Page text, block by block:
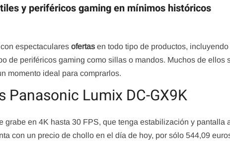
y periféricos gaming en mínimos históricos
espectacularesofertas en todo tipo de productos,
de periféricos gaming como sillas o mandos. Muchos de ellos
momento ideal para comprarlos.
Panasonic Lumix DC-GX9K
grabe en 4K hasta 30 FPS, que tenga estabilización y pantalla
con un precio de chollo en el día de hoy, por sólo 544,09